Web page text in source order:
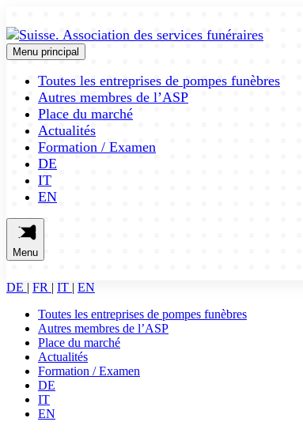
Menu principal
Toutes les entreprises de pompes funèbres
Autres membres de l’ASP
Place du marché
Actualités
Formation / Examen
DE
IT
EN
Menu
DE | FR | IT | EN
Toutes les entreprises de pompes funèbres
Autres membres de l’ASP
Place du marché
Actualités
Formation / Examen
DE
IT
EN